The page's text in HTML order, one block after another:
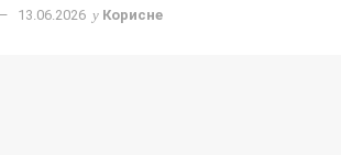
13.06.2026 у Корисне